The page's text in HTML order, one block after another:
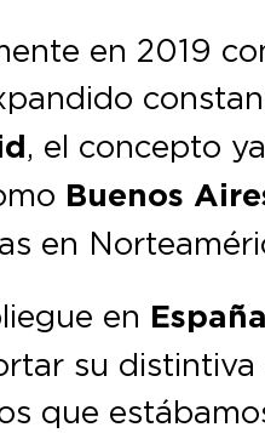
en 2019
, el concepto
Buenos
en
en España
su distintiva
que